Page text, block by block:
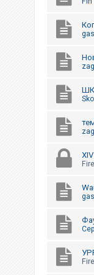
zag
zag